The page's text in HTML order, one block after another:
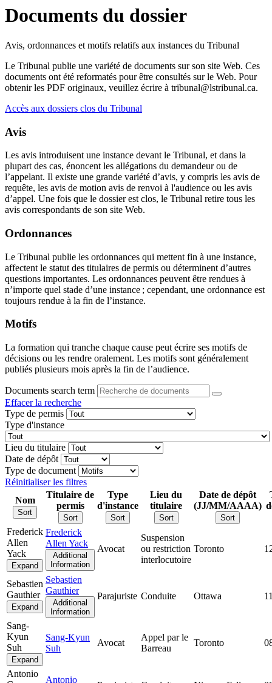
Documents du dossier
Avis, ordonnances et motifs relatifs aux instances du Tribunal
Le Tribunal publie une variété de documents sur son site Web. Ces
documents ont été reformatés pour être consultés sur le Web. Pour
obtenir les PDF originaux, veuillez écrire à tribunal@lstribunal.ca.
Accès aux dossiers clos du Tribunal
Avis
Les avis introduisent une instance devant le Tribunal, et dans la
plupart des cas, énoncent les allégations du demandeur ou de
l’appelant. Il existe une grande variété d’avis, y compris les avis de
requête, les avis de motion avis de renvoi à l'audience ou les avis
d’appel. Une fois que le dossier est clos, le Tribunal retire tous les
avis correspondants de son site Web.
Ordonnances
Le Tribunal publie les ordonnances qui mettent fin à une instance,
affectent le statut des titulaires de permis ou déterminent d’autres
questions importantes. Les ordonnances peuvent être rendues à
n’importe quel stade d’une instance ; cependant, une ordonnance est
toujours rendue à la fin de l’instance.
Motifs
La formation qui tranche chaque cause peut écrire ses motifs de
décisions ou les rendre oralement. Les motifs sont généralement
publiés plusieurs mois après la fin de l’audience.
Documents search term
Effacer la recherche
Type de permis
Type d'instance
Lieu du titulaire
Date de dépôt
Type de document
Réinitialiser les filtres
Nom
Sort
Titulaire de
permis
Sort
Type
d'instance
Sort
Lieu du
titulaire
Sort
Date de dépôt
(JJ/MM/AAAA)
Sort
Frederick
Allen
Yack
Expand
Frederick
Allen Yack
Additional
Information
Avocat
Suspension
ou restriction
interlocutoire
Toronto
Sebastien
Gauthier
Expand
Sebastien
Gauthier
Additional
Information
Parajuriste Conduite Ottawa
Sang-
Kyun
Suh
Expand
Sang-Kyun
Suh
Avocat
Appel par le
Barreau
Toronto
Antonio
Antonio